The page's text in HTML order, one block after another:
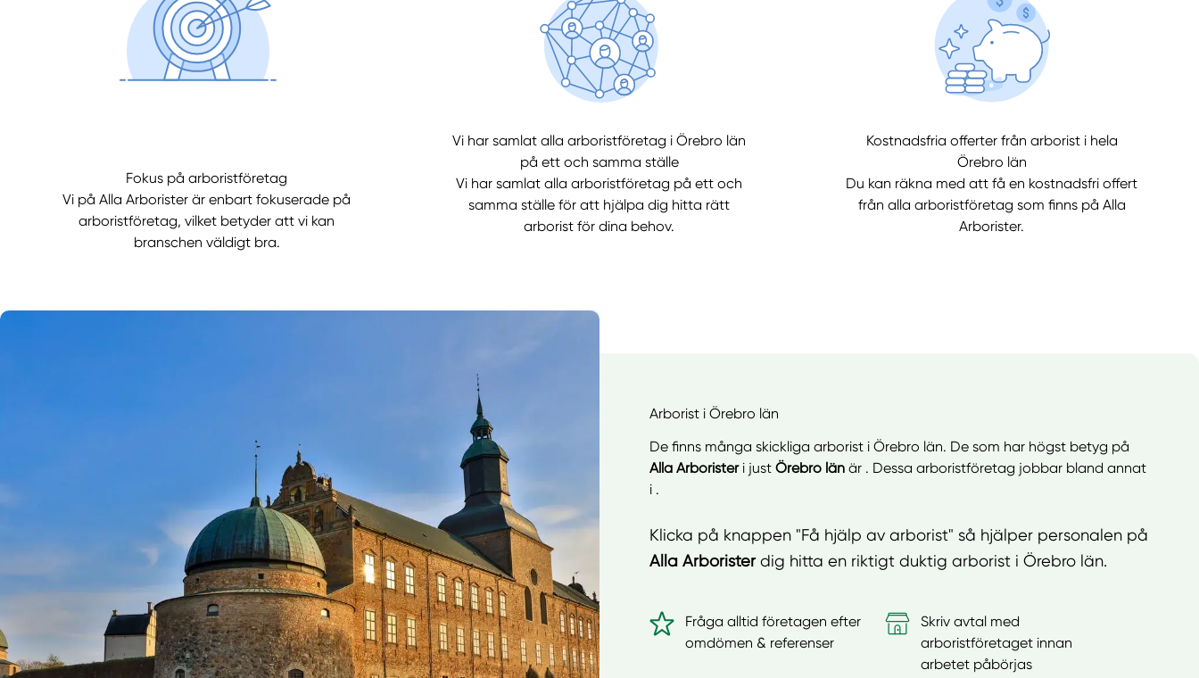
Fokus på arboristföretag
Vi på Alla Arborister är enbart fokuserade på
arboristföretag, vilket betyder att vi kan
branschen väldigt bra.
Vi har samlat alla arboristföretag i Örebro län
på ett och samma ställe
Vi har samlat alla arboristföretag på ett och
samma ställe för att hjälpa dig hitta rätt
arborist för dina behov.
Kostnadsfria offerter från arborist i hela
Örebro län
Du kan räkna med att få en kostnadsfri offert
från alla arboristföretag som finns på Alla
Arborister.
Arborist i Örebro län
De finns många skickliga arborist i Örebro län. De som har högst betyg på
Alla Arboristeri just Örebro län är . Dessa arboristföretag jobbar bland annat
i .
Klicka på knappen "Få hjälp av arborist" så hjälper personalen på
Alla Arboristerdig hitta en riktigt duktig arborist i Örebro län.
Fråga alltid företagen efter
omdömen & referenser
Skriv avtal med
arboristföretaget innan
arbetet påbörjas